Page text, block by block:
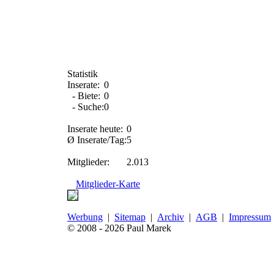
Statistik
Inserate: 0
- Biete: 0
- Suche:0
Inserate heute: 0
Ø Inserate/Tag:5
Mitglieder: 2.013
Mitglieder-Karte
Werbung | Sitemap | Archiv | AGB | Impressum
© 2008 - 2026 Paul Marek